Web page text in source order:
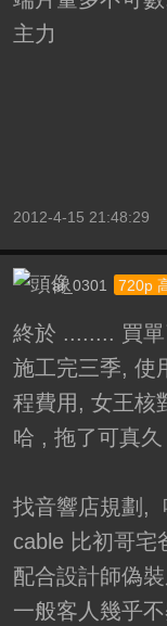
主力
2012-4-15 21:48:29
ai_0301 720p
終於 ........ 買
施工完三季, 使
程費用, 女王核
哈 , 拖了可真
找音響店規劃,
cable 比初哥宅
配合設計師偽
一般客人幾乎